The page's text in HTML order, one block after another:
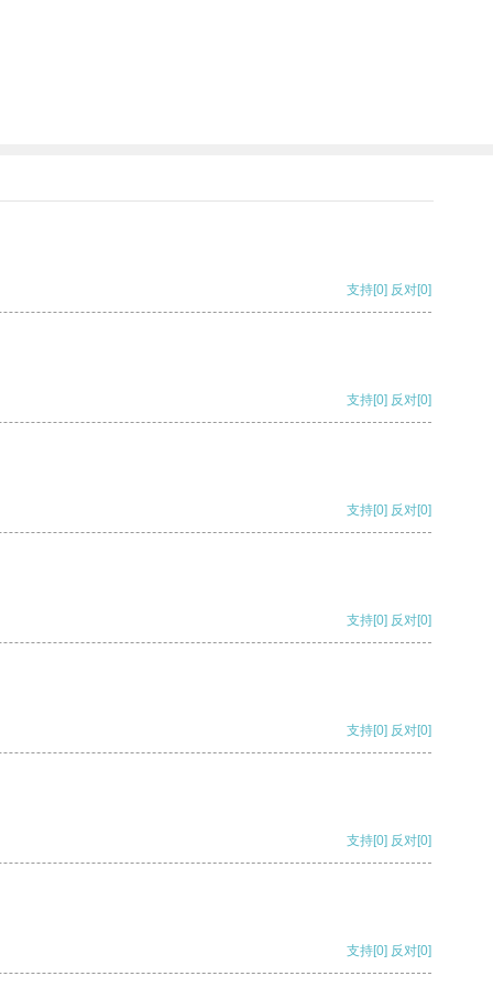
支持[0] 反对[0]
支持[0] 反对[0]
支持[0] 反对[0]
支持[0] 反对[0]
支持[0] 反对[0]
支持[0] 反对[0]
支持[0] 反对[0]